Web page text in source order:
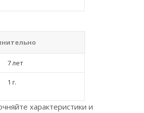
7 лет
1 г.
характеристики и